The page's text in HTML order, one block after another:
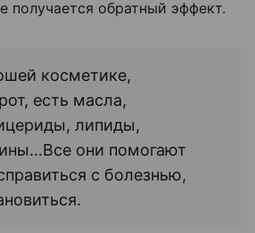
получается обратный эффект.
косметике,
есть масла,
липиды,
они помогают
с болезнью,